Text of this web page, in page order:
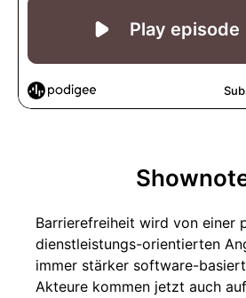
Barrierefreiheit wird von einer
dienstleistungs-orientierten
immer stärker software-
Akteure kommen jetzt auch